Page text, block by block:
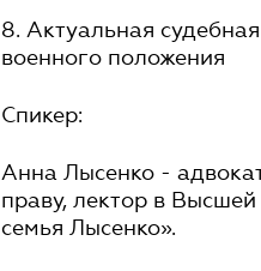
8. Актуальная
военного положения
Спикер:
Анна Лысенко -
праву, лектор в
семья Лысенко».